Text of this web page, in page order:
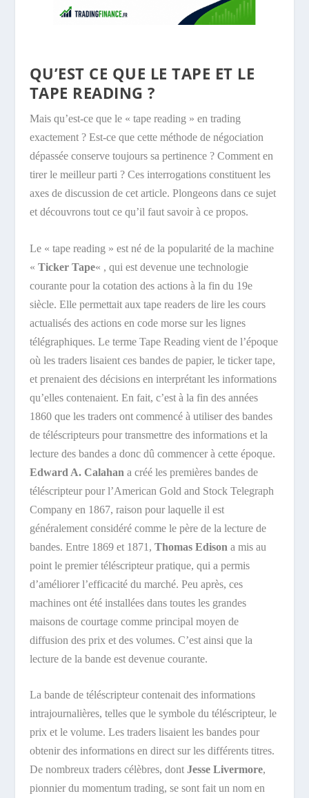
QU’EST CE QUE LE TAPE ET LE
TAPE READING ?
Mais qu’est-ce que le « tape reading » en trading
exactement ? Est-ce que cette méthode de négociation
dépassée conserve toujours sa pertinence ? Comment en
tirer le meilleur parti ? Ces interrogations constituent les
axes de discussion de cet article. Plongeons dans ce sujet
et découvrons tout ce qu’il faut savoir à ce propos.
Le « tape reading » est né de la popularité de la machine
« Ticker Tape« , qui est devenue une technologie
courante pour la cotation des actions à la fin du 19e
siècle. Elle permettait aux tape readers de lire les cours
actualisés des actions en code morse sur les lignes
télégraphiques. Le terme Tape Reading vient de l’époque
où les traders lisaient ces bandes de papier, le ticker tape,
et prenaient des décisions en interprétant les informations
qu’elles contenaient. En fait, c’est à la fin des années
1860 que les traders ont commencé à utiliser des bandes
de téléscripteurs pour transmettre des informations et la
lecture des bandes a donc dû commencer à cette époque.
Edward A. Calahan a créé les premières bandes de
téléscripteur pour l’American Gold and Stock Telegraph
Company en 1867, raison pour laquelle il est
généralement considéré comme le père de la lecture de
bandes. Entre 1869 et 1871, Thomas Edison a mis au
point le premier téléscripteur pratique, qui a permis
d’améliorer l’efficacité du marché. Peu après, ces
machines ont été installées dans toutes les grandes
maisons de courtage comme principal moyen de
diffusion des prix et des volumes. C’est ainsi que la
lecture de la bande est devenue courante.
La bande de téléscripteur contenait des informations
intrajournalières, telles que le symbole du téléscripteur, le
prix et le volume. Les traders lisaient les bandes pour
obtenir des informations en direct sur les différents titres.
De nombreux traders célèbres, dont Jesse Livermore,
pionnier du momentum trading, se sont fait un nom en